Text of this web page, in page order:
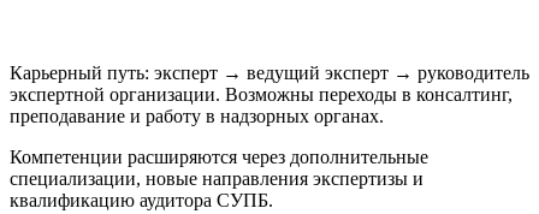
Карьерный путь: эксперт → ведущий эксперт → руководитель
экспертной организации. Возможны переходы в консалтинг,
преподавание и работу в надзорных органах.
Компетенции расширяются через дополнительные
специализации, новые направления экспертизы и
квалификацию аудитора СУПБ.